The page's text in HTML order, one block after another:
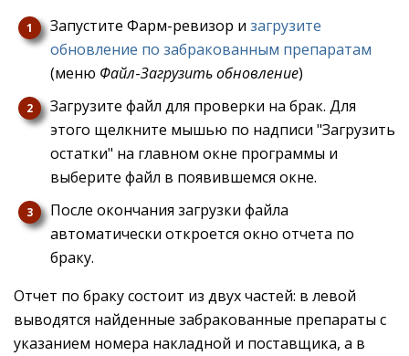
Запустите Фарм-ревизор и загрузите
обновление по забракованным препаратам
(меню Файл-Загрузить обновление)
Загрузите файл для проверки на брак. Для
этого щелкните мышью по надписи "Загрузить
остатки" на главном окне программы и
выберите файл в появившемся окне.
После окончания загрузки файла
автоматически откроется окно отчета по
браку.
Отчет по браку состоит из двух частей: в левой
выводятся найденные забракованные препараты с
указанием номера накладной и поставщика, а в